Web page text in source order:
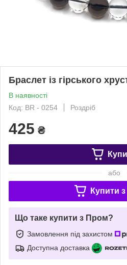
Браслет із гірського
В наявності
Код: BR - 0254
Роздріб
425 ₴
або
Купити з
Що таке купити з Пром?
Замовлення під захистом
Доступна доставка